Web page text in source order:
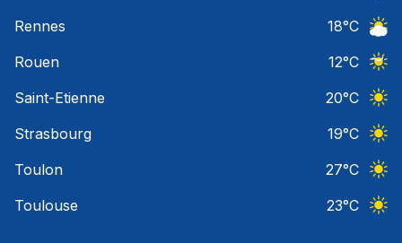
Rennes
18°C
Rouen
12°C
Saint-Etienne
20°C
Strasbourg
19°C
Toulon
27°C
Toulouse
23°C